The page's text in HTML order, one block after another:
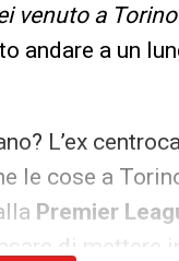
venuto a
andare a un
L’ex
le cose a
Premier
di mettere